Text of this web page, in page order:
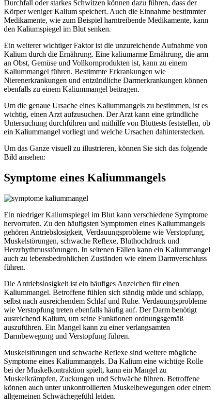
Durchfall oder starkes Schwitzen können dazu führen, dass der
Körper weniger Kalium speichert. Auch die Einnahme bestimmter
Medikamente, wie zum Beispiel harntreibende Medikamente, kann
den Kaliumspiegel im Blut senken.
Ein weiterer wichtiger Faktor ist die unzureichende Aufnahme von
Kalium durch die Ernährung. Eine kaliumarme Ernährung, die arm
an Obst, Gemüse und Vollkornprodukten ist, kann zu einem
Kaliummangel führen. Bestimmte Erkrankungen wie
Nierenerkrankungen und entzündliche Darmerkrankungen können
ebenfalls zu einem Kaliummangel beitragen.
Um die genaue Ursache eines Kaliummangels zu bestimmen, ist es
wichtig, einen Arzt aufzusuchen. Der Arzt kann eine gründliche
Untersuchung durchführen und mithilfe von Bluttests feststellen, ob
ein Kaliummangel vorliegt und welche Ursachen dahinterstecken.
Um das Ganze visuell zu illustrieren, können Sie sich das folgende
Bild ansehen:
Symptome eines Kaliummangels
Ein niedriger Kaliumspiegel im Blut kann verschiedene Symptome
hervorrufen. Zu den häufigsten Symptomen eines Kaliummangels
gehören Antriebslosigkeit, Verdauungsprobleme wie Verstopfung,
Muskelstörungen, schwache Reflexe, Bluthochdruck und
Herzrhythmusstörungen. In seltenen Fällen kann ein Kaliummangel
auch zu lebensbedrohlichen Zuständen wie einem Darmverschluss
führen.
Die Antriebslosigkeit ist ein häufiges Anzeichen für einen
Kaliummangel. Betroffene fühlen sich ständig müde und schlapp,
selbst nach ausreichendem Schlaf und Ruhe. Verdauungsprobleme
wie Verstopfung treten ebenfalls häufig auf. Der Darm benötigt
ausreichend Kalium, um seine Funktionen ordnungsgemäß
auszuführen. Ein Mangel kann zu einer verlangsamten
Darmbewegung und Verstopfung führen.
Muskelstörungen und schwache Reflexe sind weitere mögliche
Symptome eines Kaliummangels. Da Kalium eine wichtige Rolle
bei der Muskelkontraktion spielt, kann ein Mangel zu
Muskelkrämpfen, Zuckungen und Schwäche führen. Betroffene
können auch unter unkontrollierten Muskelbewegungen oder einem
allgemeinen Schwächegefühl leiden.